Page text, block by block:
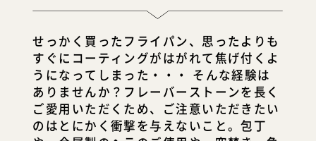
せっかく買ったフライパン、思ったよりも
すぐにコーティングがはがれて焦げ付くよ
うになってしまった・・・ そんな経験は
ありませんか？フレーバーストーンを長く
ご愛用いただくため、ご注意いただきたい
のはとにかく衝撃を与えないこと。包丁